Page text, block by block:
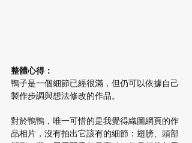
整體心得：
鴨子是一個細節已經很滿，但仍可以依據自己
製作步調與想法修改的作品。
對於鴨鴨，唯一可惜的是我覺得織圖網頁的作
品相片，沒有拍出它該有的細節：翅膀、頭部